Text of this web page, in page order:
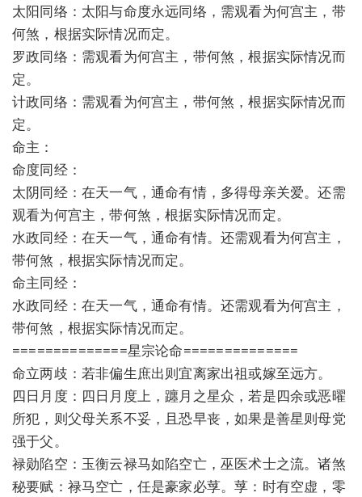
太阳同络：太阳与命度永远同络，需观看为何宫主，带
何煞，根据实际情况而定。
罗政同络：需观看为何宫主，带何煞，根据实际情况而
定。
计政同络：需观看为何宫主，带何煞，根据实际情况而
定。
命主：
命度同经：
太阴同经：在天一气，通命有情，多得母亲关爱。还需
观看为何宫主，带何煞，根据实际情况而定。
水政同经：在天一气，通命有情。还需观看为何宫主，
带何煞，根据实际情况而定。
命主同经：
水政同经：在天一气，通命有情。还需观看为何宫主，
带何煞，根据实际情况而定。
==============星宗论命==============
命立两歧：若非偏生庶出则宜离家出祖或嫁至远方。
四日月度：四日月度上，躔月之星众，若是四余或恶曜
所犯，则父母关系不妥，且恐早丧，如果是善星则母党
强于父。
禄勋陷空：玉衡云禄马如陷空亡，巫医术士之流。诸煞
秘要赋：禄马空亡，任是豪家必莩。莩：时有空虚，零